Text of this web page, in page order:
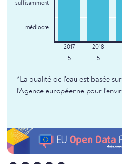
suffisamment
médiocre
5 5
*La qualité de l'eau est basée
l'Agence européenne pour